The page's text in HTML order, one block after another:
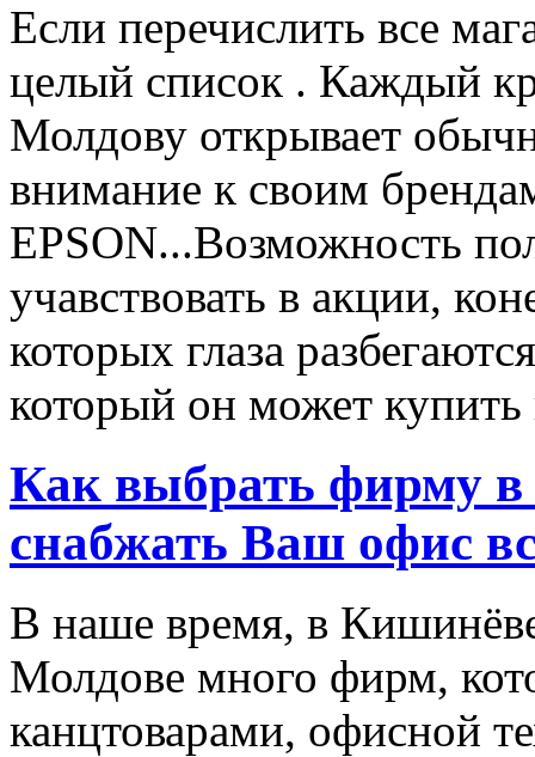
Если перечислить все
целый список . Каждый
Молдову открывает
внимание к своим
EPSON...Возможность
учавствовать в акции,
которых глаза
который он может купить
Как выбрать фирму в
снабжать Ваш офис
В наше время, в
Молдове много фирм,
канцтоварами, офисной